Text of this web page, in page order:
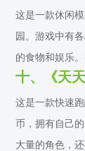
这是一款休闲
园。游戏中有
的食物和娱乐
十、《天天
这是一款快速
币，拥有自己
大量的角色，